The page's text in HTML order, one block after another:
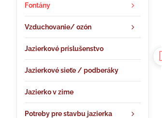
Fontány
Vzduchovanie/ ozón
Jazierkové príslušenstvo
Jazierkové sieťe / podberáky
Jazierko v zime
Potreby pre stavbu jazierka